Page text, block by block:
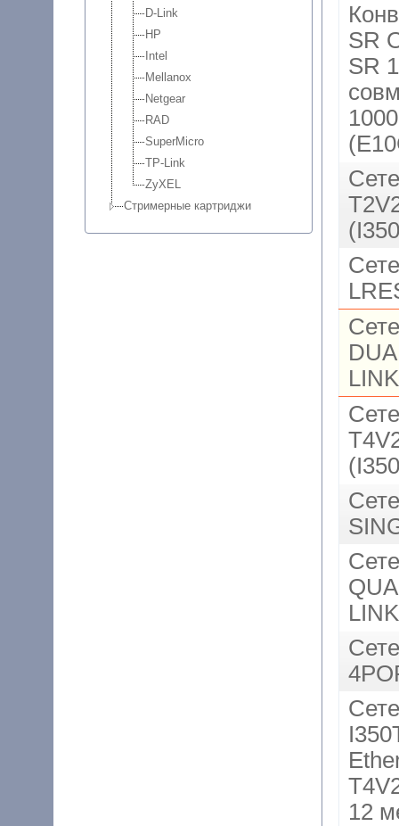
D-Link
HP
Intel
Mellanox
Netgear
RAD
SuperMicro
TP-Link
ZyXEL
Стримерные картриджи
SR
SR
LINK
LINK
12